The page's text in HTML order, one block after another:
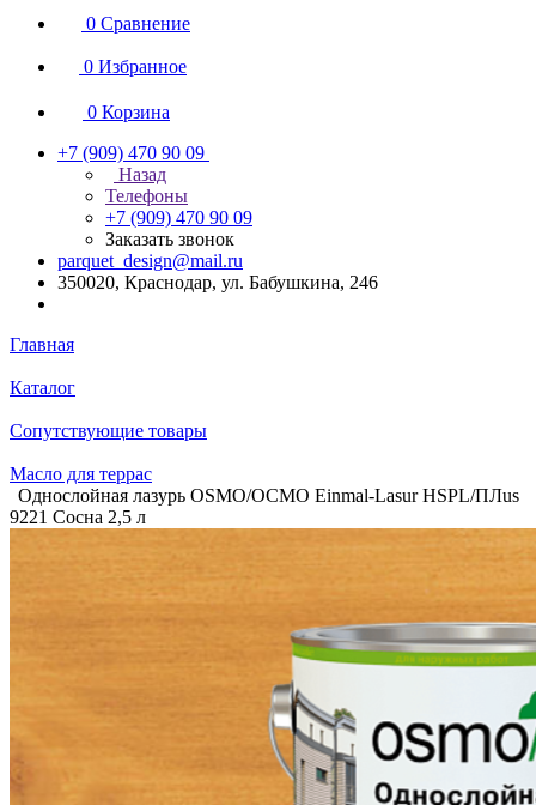
0 Сравнение
0 Избранное
0 Корзина
+7 (909) 470 90 09
Назад
Телефоны
+7 (909) 470 90 09
Заказать звонок
parquet_design@mail.ru
350020, Краснодар, ул. Бабушкина, 246
Главная
Каталог
Сопутствующие товары
Масло для террас
Однослойная лазурь OSMO/ОСМО Einmal-Lasur HSPL/ПЛus
9221 Сосна 2,5 л